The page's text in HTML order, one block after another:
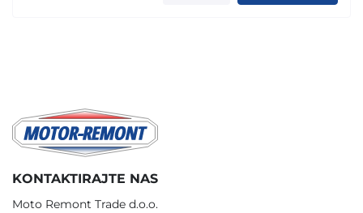
KONTAKTIRAJTE NAS
Moto Remont Trade d.o.o.